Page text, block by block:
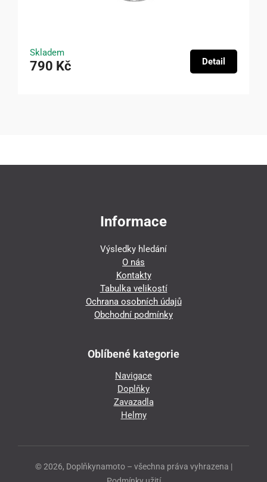
Skladem
790 Kč Detail
Informace
Výsledky hledání
O nás
Kontakty
Tabulka velikostí
Ochrana osobních údajů
Obchodní podmínky
Oblíbené kategorie
Navigace
Doplňky
Zavazadla
Helmy
© 2026, Doplňkynamoto – všechna práva vyhrazena |